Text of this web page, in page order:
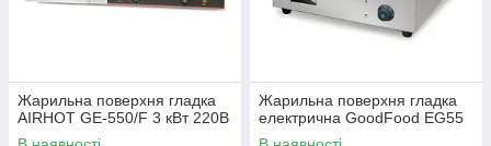
Жарильна поверхня гладка
AIRHOT GE-550/F 3 кВт 220В
Жарильна поверхня гладка
електрична GoodFood EG55